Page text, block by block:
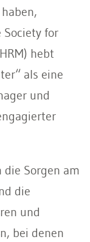
Society for
hebt
als eine
und
Sorgen am
die
und
bei denen